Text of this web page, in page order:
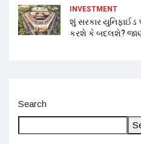
INVESTMENT
શું સરકાર યુનિફાઈડ
કરશે કે બદલશે?
Search